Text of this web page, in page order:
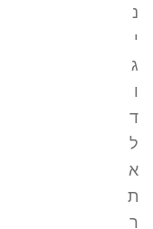
נ
י
ג
ו
ד
ל
א
ת
ר